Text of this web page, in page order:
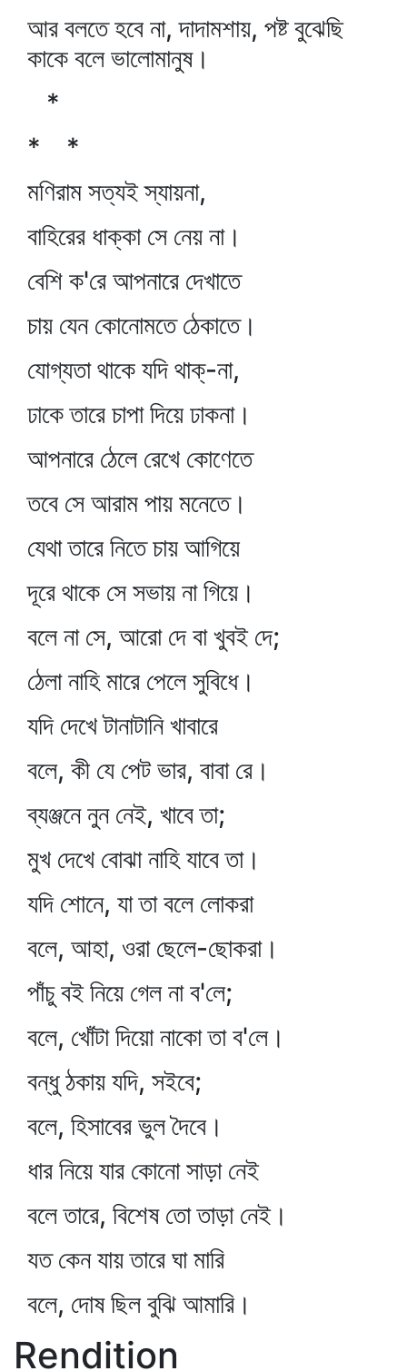
আর বলতে হবে না, দাদামশায়, পষ্ট বুঝেছি
কাকে বলে ভালোমানুষ।
*
* *
মণিরাম সত্যই স্যায়না,
বাহিরের ধাক্কা সে নেয় না।
বেশি ক'রে আপনারে দেখাতে
চায় যেন কোনোমতে ঠেকাতে।
যোগ্যতা থাকে যদি থাক্‌-না,
ঢাকে তারে চাপা দিয়ে ঢাকনা।
আপনারে ঠেলে রেখে কোণেতে
তবে সে আরাম পায় মনেতে।
যেথা তারে নিতে চায় আগিয়ে
দূরে থাকে সে সভায় না গিয়ে।
বলে না সে, আরো দে বা খুবই দে;
ঠেলা নাহি মারে পেলে সুবিধে।
যদি দেখে টানাটানি খাবারে
বলে, কী যে পেট ভার, বাবা রে।
ব্যঞ্জনে নুন নেই, খাবে তা;
মুখ দেখে বোঝা নাহি যাবে তা।
যদি শোনে, যা তা বলে লোকরা
বলে, আহা, ওরা ছেলে-ছোকরা।
পাঁচু বই নিয়ে গেল না ব'লে;
বলে, খোঁটা দিয়ো নাকো তা ব'লে।
বন্ধু ঠকায় যদি, সইবে;
বলে, হিসাবের ভুল দৈবে।
ধার নিয়ে যার কোনো সাড়া নেই
বলে তারে, বিশেষ তো তাড়া নেই।
যত কেন যায় তারে ঘা মারি
বলে, দোষ ছিল বুঝি আমারি।
Rendition